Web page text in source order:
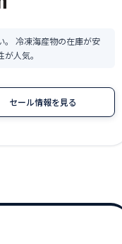
。 冷凍海産物の在庫が安
人気。
セール情報を見る